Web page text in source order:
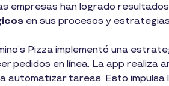
empresas han logrado
en sus procesos y
Pizza implementó una
pedidos en línea. La app realiza
automatizar tareas. Esto